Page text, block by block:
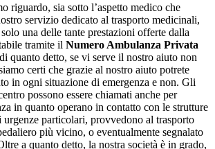
riguardo, sia sotto l’aspetto medico che
servizio dedicato al trasporto medicinali,
una delle tante prestazioni offerte dalla
tramite il Numero Ambulanza Privata
quanto detto, se vi serve il nostro aiuto non
certi che grazie al nostro aiuto potrete
in ogni situazione di emergenza e non. Gli
possono essere chiamati anche per
in quanto operano in contatto con le strutture
urgenze particolari, provvedono al trasporto
più vicino, o eventualmente segnalato
a quanto detto, la nostra società è in grado,